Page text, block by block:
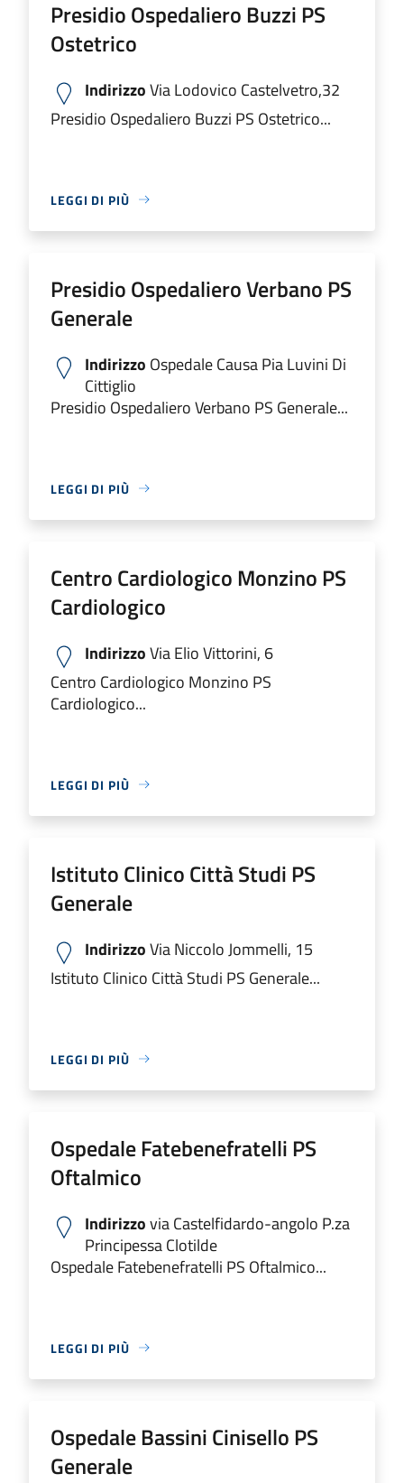
Presidio Ospedaliero Buzzi PS
Ostetrico
IndirizzoVia Lodovico Castelvetro,32
Presidio Ospedaliero Buzzi PS Ostetrico...
LEGGI DI PIÙ
Presidio Ospedaliero Verbano PS
Generale
Indirizzo Ospedale Causa Pia Luvini Di
Cittiglio
Presidio Ospedaliero Verbano PS Generale...
LEGGI DI PIÙ
Centro Cardiologico Monzino PS
Cardiologico
IndirizzoVia Elio Vittorini, 6
Centro Cardiologico Monzino PS
Cardiologico...
LEGGI DI PIÙ
Istituto Clinico Città Studi PS
Generale
IndirizzoVia Niccolo Jommelli, 15
Istituto Clinico Città Studi PS Generale...
LEGGI DI PIÙ
Ospedale Fatebenefratelli PS
Oftalmico
Indirizzovia Castelfidardo-angolo P.za
Principessa Clotilde
Ospedale Fatebenefratelli PS Oftalmico...
LEGGI DI PIÙ
Ospedale Bassini Cinisello PS
Generale